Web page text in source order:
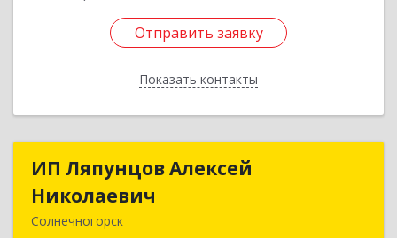
Отправить заявку
Показать контакты
Отправить заявку
Назад
ИП Ляпунцов Алексей
Николаевич
Солнечногорск
ИП Ляпунцов Алексей